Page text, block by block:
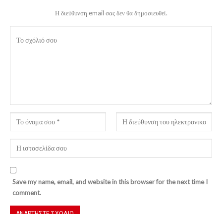
Η διεύθυνση email σας δεν θα δημοσιευθεί.
Save my name, email, and website in this browser for the next time I
comment.